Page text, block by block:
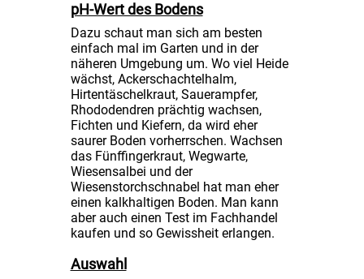
pH-Wert des Bodens
Dazu schaut man sich am besten
einfach mal im Garten und in der
näheren Umgebung um. Wo viel Heide
wächst, Ackerschachtelhalm,
Hirtentäschelkraut, Sauerampfer,
Rhododendren prächtig wachsen,
Fichten und Kiefern, da wird eher
saurer Boden vorherrschen. Wachsen
das Fünffingerkraut, Wegwarte,
Wiesensalbei und der
Wiesenstorchschnabel hat man eher
einen kalkhaltigen Boden. Man kann
aber auch einen Test im Fachhandel
kaufen und so Gewissheit erlangen.
Auswahl